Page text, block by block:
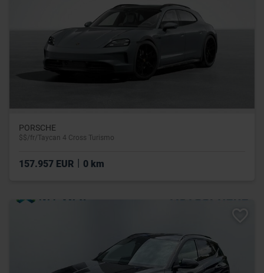
PORSCHE
$$/fr/Taycan 4 Cross Turismo
157.957 EUR | 0 km